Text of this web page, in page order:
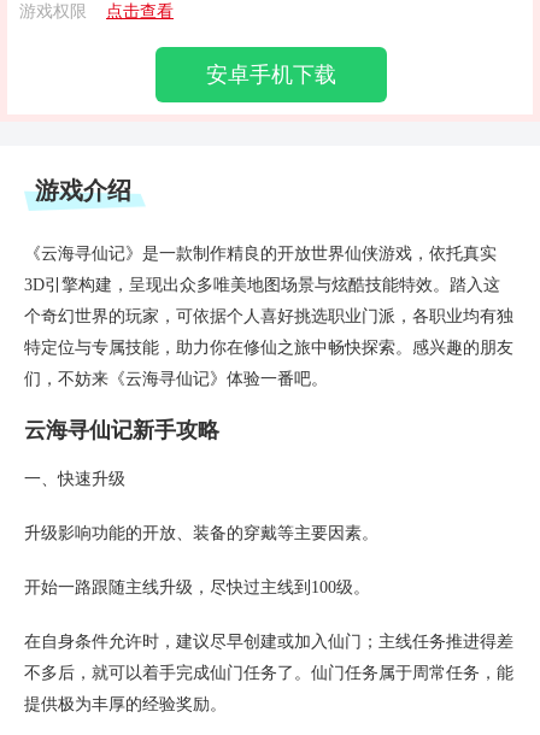
游戏权限
点击查看
安卓手机下载
游戏介绍
《云海寻仙记》是一款制作精良的开放世界仙侠游戏，依托真实
3D引擎构建，呈现出众多唯美地图场景与炫酷技能特效。踏入这
个奇幻世界的玩家，可依据个人喜好挑选职业门派，各职业均有独
特定位与专属技能，助力你在修仙之旅中畅快探索。感兴趣的朋友
们，不妨来《云海寻仙记》体验一番吧。
云海寻仙记新手攻略
一、快速升级
升级影响功能的开放、装备的穿戴等主要因素。
开始一路跟随主线升级，尽快过主线到100级。
在自身条件允许时，建议尽早创建或加入仙门；主线任务推进得差
不多后，就可以着手完成仙门任务了。仙门任务属于周常任务，能
提供极为丰厚的经验奖励。